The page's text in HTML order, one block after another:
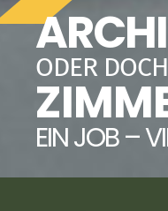
ODER
EIN JOB –